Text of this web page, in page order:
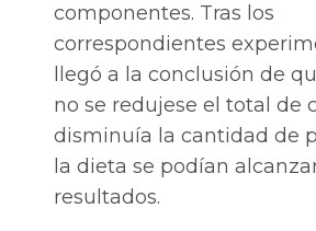
componentes. Tras los
correspondientes
llegó a la conclusión de
no se redujese el total de
disminuía la cantidad de
la dieta se podían
resultados.